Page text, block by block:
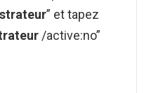
” et tapez
/active:no”